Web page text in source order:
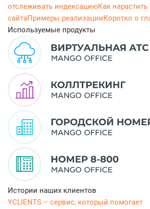
отслеживать индексациюКак
сайтаПримеры реализацииКоротко о
Используемые продукты
Истории наших клиентов
YCLIENTS – сервис, который помогает